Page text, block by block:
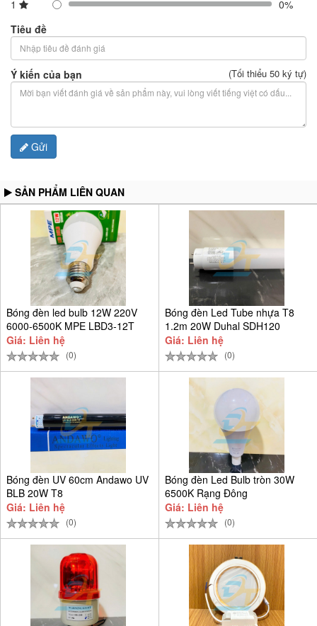
1
0%
Tiêu đề
Ý kiến của bạn (Tối thiểu 50 ký tự)
Gửi
SẢN PHẨM LIÊN QUAN
Bóng đèn led bulb 12W 220V
6000-6500K MPE LBD3-12T
Giá: Liên hệ
(0)
Bóng đèn Led Tube nhựa T8
1.2m 20W Duhal SDH120
Giá: Liên hệ
(0)
Bóng đèn UV 60cm Andawo UV
BLB 20W T8
Giá: Liên hệ
(0)
Bóng đèn Led Bulb tròn 30W
6500K Rạng Đông
A120N1/30W.H
Giá: Liên hệ
(0)